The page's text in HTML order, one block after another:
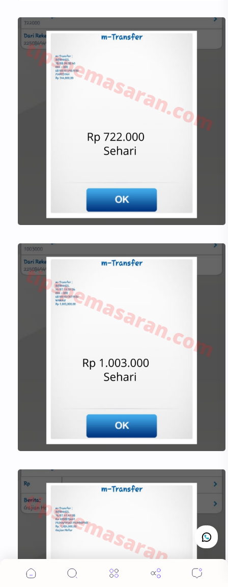
We serve cookies on this site to analyze traffic,
remember your preferences, and optimize your